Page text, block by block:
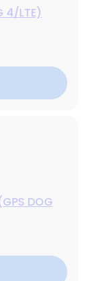
4/LTE)
DOG